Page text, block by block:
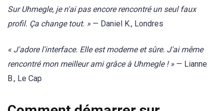
Sur Uhmegle, je n'ai pas encore rencontré un seul faux
profil. Ça change tout. » — Daniel K., Londres
« J'adore l'interface. Elle est moderne et sûre. J'ai même
rencontré mon meilleur ami grâce à Uhmegle ! » — Lianne
B., Le Cap